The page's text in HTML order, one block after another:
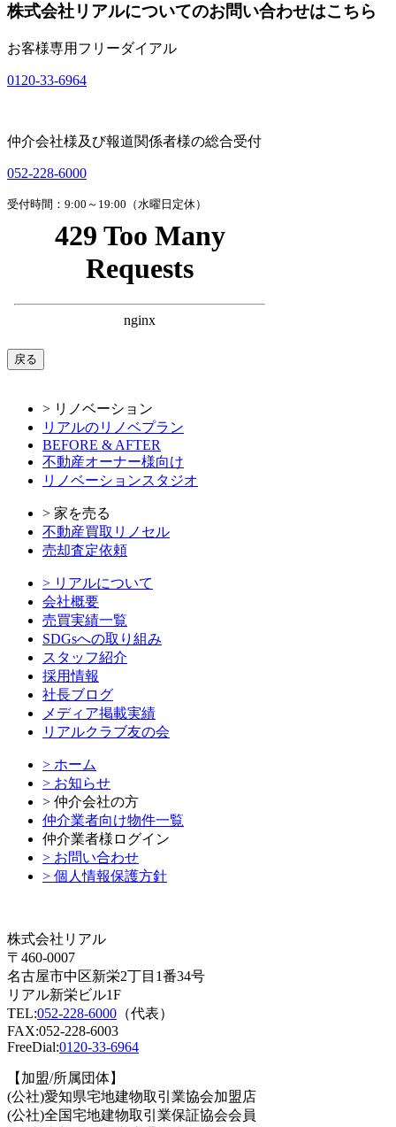
株式会社リアルについてのお問い合わせはこちら
お客様専用フリーダイアル
0120-33-6964
仲介会社様及び報道関係者様の総合受付
052-228-6000
受付時間：9:00～19:00（水曜日定休）
戻る
> リノベーション
リアルのリノベプラン
BEFORE & AFTER
不動産オーナー様向け
リノベーションスタジオ
> 家を売る
不動産買取リノセル
売却査定依頼
> リアルについて
会社概要
売買実績一覧
SDGsへの取り組み
スタッフ紹介
採用情報
社長ブログ
メディア掲載実績
リアルクラブ友の会
> ホーム
> お知らせ
> 仲介会社の方
仲介業者向け物件一覧
仲介業者様ログイン
> お問い合わせ
> 個人情報保護方針
株式会社リアル
〒460-0007
名古屋市中区新栄2丁目1番34号
リアル新栄ビル1F
TEL:052-228-6000 （代表）
FAX:052-228-6003
FreeDial:0120-33-6964
【加盟/所属団体】
(公社)愛知県宅地建物取引業協会加盟店
(公社)全国宅地建物取引業保証協会会員